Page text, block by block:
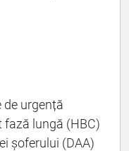
de urgență
lungă (HBC)
șoferului (DAA)